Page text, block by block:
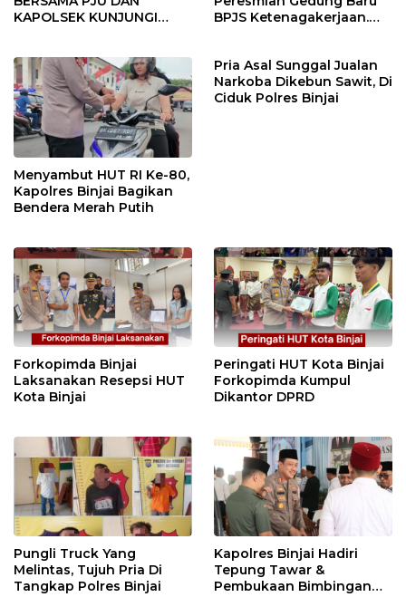
KAPOLSEK KUNJUNGI
BPJS Ketenagakerjaan.
Menyambut HUT RI Ke-80,
Kapolres Binjai Bagikan
Bendera Merah Putih
Pria Asal Sunggal Jualan
Narkoba Dikebun Sawit, Di
Ciduk Polres Binjai
Forkopimda Binjai
Laksanakan Resepsi HUT
Kota Binjai
Peringati HUT Kota Binjai
Forkopimda Kumpul
Dikantor DPRD
Pungli Truck Yang
Melintas, Tujuh Pria Di
Tangkap Polres Binjai
Kapolres Binjai Hadiri
Tepung Tawar &
Pembukaan Bimbingan